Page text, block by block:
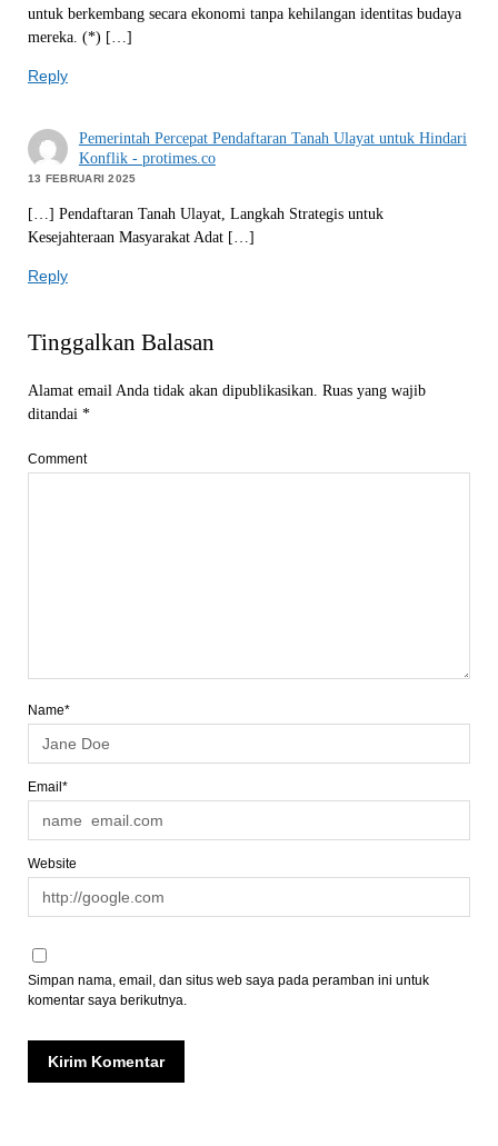
untuk berkembang secara ekonomi tanpa kehilangan identitas budaya
mereka. (*) […]
Reply
Pemerintah Percepat Pendaftaran Tanah Ulayat untuk Hindari
Konflik - protimes.co
13 FEBRUARI 2025
[…] Pendaftaran Tanah Ulayat, Langkah Strategis untuk
Kesejahteraan Masyarakat Adat […]
Reply
Tinggalkan Balasan
Alamat email Anda tidak akan dipublikasikan. Ruas yang wajib
ditandai *
Comment
Name*
Email*
Website
Simpan nama, email, dan situs web saya pada peramban ini untuk
komentar saya berikutnya.